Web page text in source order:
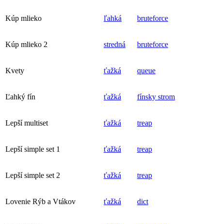
Kúp mlieko ľahká bruteforce
Kúp mlieko 2 stredná bruteforce
Kvety ťažká queue
Ľahký fín ťažká fínsky strom
Lepší multiset ťažká treap
Lepší simple set 1 ťažká treap
Lepší simple set 2 ťažká treap
Lovenie Rýb a Vtákov ťažká dict